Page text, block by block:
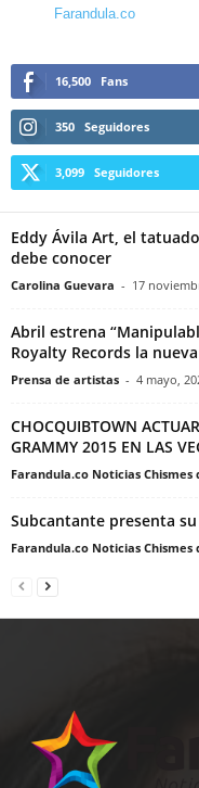
Farandula.co
16,500 Fans
350 Seguidores
3,099 Seguidores
Eddy Ávila Art, el
debe conocer
Carolina Guevara - 17
Abril estrena
Royalty Records la
Prensa de artistas - 4 mayo,
CHOCQUIBTOWN
GRAMMY 2015 EN LAS
Farandula.co Noticias Chismes
Subcantante presenta su
Farandula.co Noticias Chismes